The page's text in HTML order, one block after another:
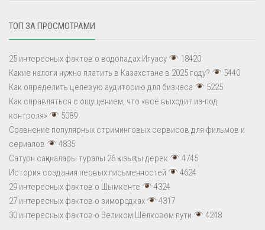
ТОП ЗА ПРОСМОТРАМИ
25 интересных фактов о водопадах Игуасу
18420
Какие налоги нужно платить в Казахстане в 2025 году?
5440
Как определить целевую аудиторию для бизнеса
5225
Как справляться с ощущением, что «всё выходит из-под
контроля»
5089
Сравнение популярных стриминговых сервисов для фильмов и
сериалов
4835
Сатурн сақиналары туралы 26 қызықты дерек
4745
История создания первых письменностей
4624
29 интересных фактов о Шымкенте
4324
27 интересных фактов о зимородках
4317
30 интересных фактов о Великом Шёлковом пути
4248